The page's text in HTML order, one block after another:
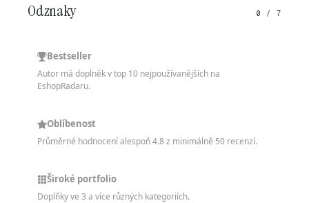
Odznaky 0 / 7
Bestseller
Autor má doplněk v top 10 nejpoužívanějších na
EshopRadaru.
Oblíbenost
Průměrné hodnocení alespoň 4.8 z minimálně 50 recenzí.
Široké portfolio
Doplňky ve 3 a více různých kategoriích.